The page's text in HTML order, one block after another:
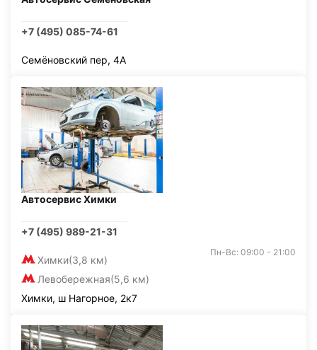
+7 (495) 085-74-61
Семёновский пер, 4А
Автосервис Химки
+7 (495) 989-21-31
Химки(3,8 км)
Левобережная(5,6 км)
Пн-Вс: 09:00 - 21:00
Химки, ш Нагорное, 2к7